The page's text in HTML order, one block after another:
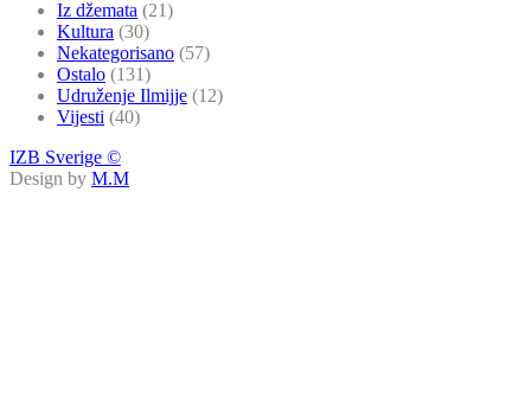
Iz džemata (21)
Kultura (30)
Nekategorisano (57)
Ostalo (131)
Udruženje Ilmijje (12)
Vijesti (40)
IZB Sverige ©
Design by M.M